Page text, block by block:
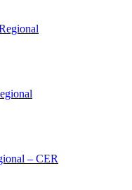
– CER